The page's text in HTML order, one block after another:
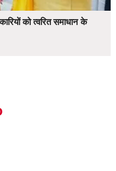
को त्वरित समाधान के